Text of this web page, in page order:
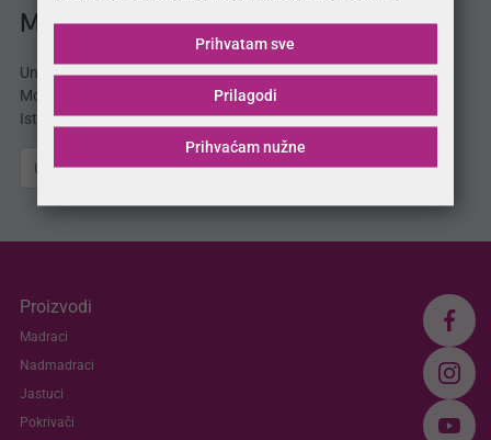
MojSan® katalog
Unesite svoju e-mail adresu i odmah dobijate
MojSan® katalog proizvoda direktno u svoj inbox.
Istražite ponudu madraca, kreveta, jastuka i više.
Pošalji
Proizvodi
Madraci
Nadmadraci
Jastuci
Pokrivači
Prihvaćam nužne
Prilagodi
Prihvatam sve